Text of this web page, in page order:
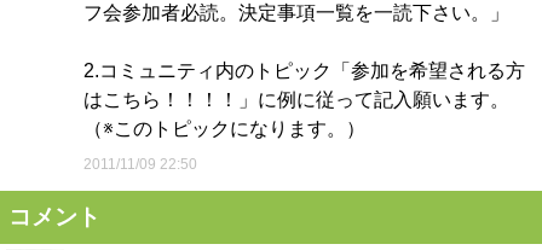
フ会参加者必読。決定事項一覧を一読下さい。」
2.コミュニティ内のトピック「参加を希望される方
はこちら！！！！」に例に従って記入願います。
（※このトピックになります。）
2011/11/09 22:50
コメント